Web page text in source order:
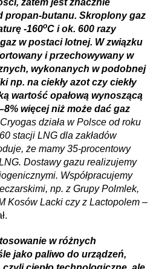
zatem jest znacznie
propan-butanu. Skroplony gaz
-160oC i ok. 600 razy
w postaci lotnej. W związku
i przechowywany w
wykonanych w podobnej
np. na ciekły azot czy ciekły
wartość opałową wynoszącą
więcej niż może dać gaz
działa w Polsce od roku
stacji LNG dla zakładów
że mamy 35-procentowy
Dostawy gazu realizujemy
Współpracujemy
np. z Grupy Polmlek,
Kosów Lacki czy z Lactopolem –
w różnych
jako paliwo do urządzeń,